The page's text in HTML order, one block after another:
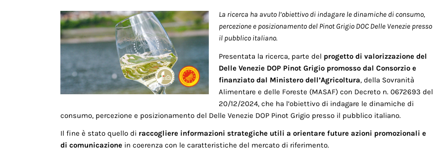
La ricerca ha avuto l’obiettivo di indagare le dinamiche di consumo,
percezione e posizionamento del Pinot Grigio DOC Delle Venezie presso
il pubblico italiano.
Presentata la ricerca, parte del progetto di valorizzazione del
Delle Venezie DOP Pinot Grigio promosso dal Consorzio e
finanziato dal Ministero dell’Agricoltura, della Sovranità
Alimentare e delle Foreste (MASAF) con Decreto n. 0672693 del
20/12/2024, che ha l’obiettivo di indagare le dinamiche di
consumo, percezione e posizionamento del Delle Venezie DOP Pinot Grigio presso il pubblico italiano.
Il fine è stato quello di raccogliere informazioni strategiche utili a orientare future azioni promozionali e
di comunicazione in coerenza con le caratteristiche del mercato di riferimento.